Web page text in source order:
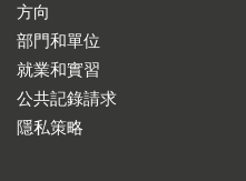
方向
部門和單位
就業和實習
公共記錄請求
隱私策略